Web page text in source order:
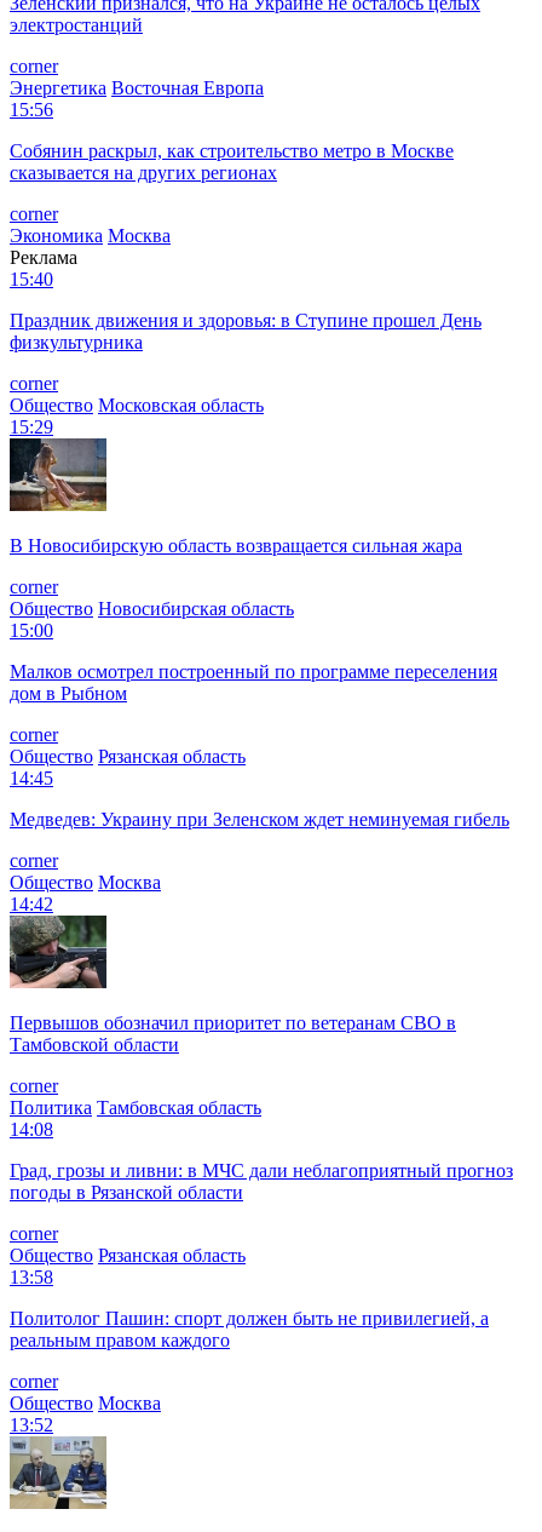
электростанций
corner
Энергетика Восточная Европа
15:56
Собянин раскрыл, как строительство метро в Москве
сказывается на других регионах
corner
Экономика Москва
Реклама
15:40
Праздник движения и здоровья: в Ступине прошел День
физкультурника
corner
Общество Московская область
15:29
В Новосибирскую область возвращается сильная жара
corner
Общество Новосибирская область
15:00
Малков осмотрел построенный по программе переселения
дом в Рыбном
corner
Общество Рязанская область
14:45
Медведев: Украину при Зеленском ждет неминуемая гибель
corner
Общество Москва
14:42
Первышов обозначил приоритет по ветеранам СВО в
Тамбовской области
corner
Политика Тамбовская область
14:08
Град, грозы и ливни: в МЧС дали неблагоприятный прогноз
погоды в Рязанской области
corner
Общество Рязанская область
13:58
Политолог Пашин: спорт должен быть не привилегией, а
реальным правом каждого
corner
Общество Москва
13:52